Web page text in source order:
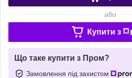
або
Купити з
Що таке купити з Пром?
Замовлення під захистом